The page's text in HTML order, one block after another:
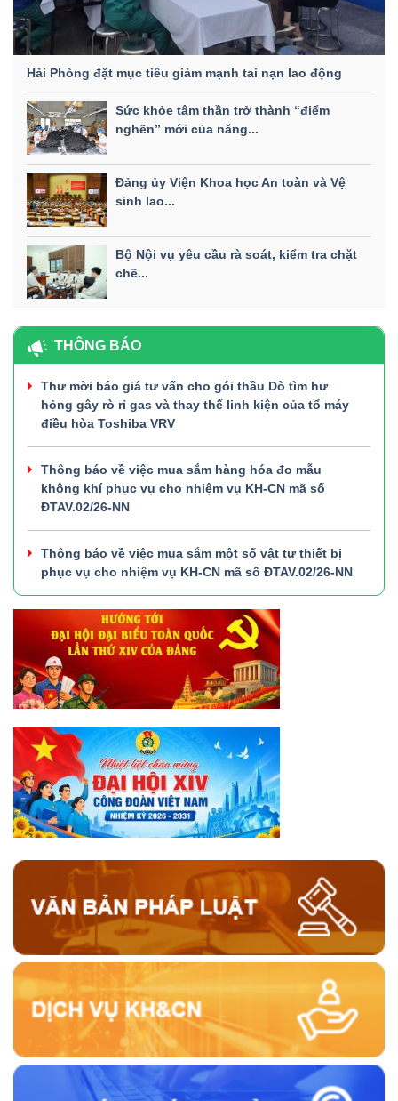
Hải Phòng đặt mục tiêu giảm mạnh tai nạn lao động
Sức khỏe tâm thần trở thành “điểm
nghẽn” mới của năng...
Đảng ủy Viện Khoa học An toàn và Vệ
sinh lao...
Bộ Nội vụ yêu cầu rà soát, kiểm tra chặt
chẽ...
THÔNG BÁO
Thư mời báo giá tư vấn cho gói thầu Dò tìm hư
hỏng gây rò rỉ gas và thay thế linh kiện của tổ máy
điều hòa Toshiba VRV
Thông báo về việc mua sắm hàng hóa đo mẫu
không khí phục vụ cho nhiệm vụ KH-CN mã số
ĐTAV.02/26-NN
Thông báo về việc mua sắm một số vật tư thiết bị
phục vụ cho nhiệm vụ KH-CN mã số ĐTAV.02/26-NN